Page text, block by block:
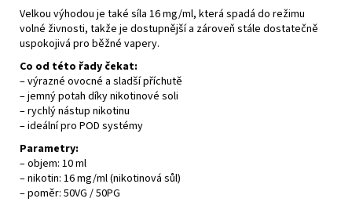
Velkou výhodou je také síla 16 mg/ml, která spadá do režimu
volné živnosti, takže je dostupnější a zároveň stále dostatečně
uspokojivá pro běžné vapery.
Co od této řady čekat:
– výrazné ovocné a sladší příchutě
– jemný potah díky nikotinové soli
– rychlý nástup nikotinu
– ideální pro POD systémy
Parametry:
– objem: 10 ml
–nikotin: 16 mg/ml (nikotinová sůl)
– poměr: 50VG / 50PG